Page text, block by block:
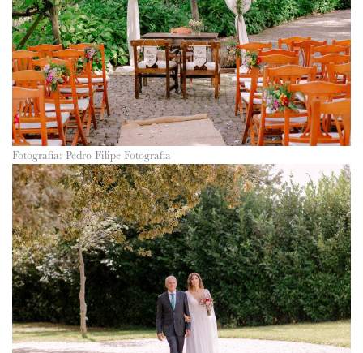
Fotografia: Pedro Filipe Fotografia